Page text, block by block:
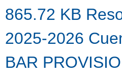
865.72 KB
2025-2026
BAR